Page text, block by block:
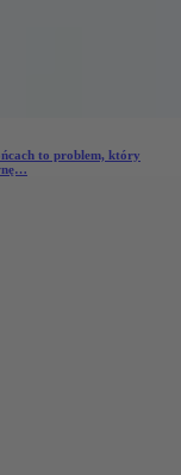
to problem, który